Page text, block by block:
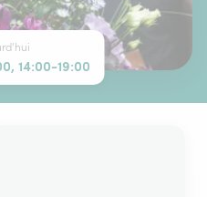
14:00-19:00